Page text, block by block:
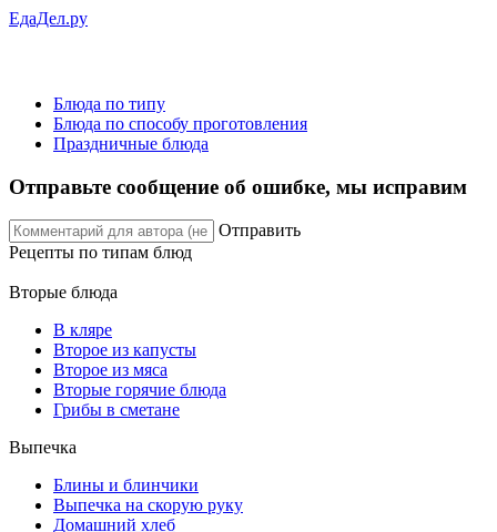
ЕдаДел.ру
Блюда по типу
Блюда по способу проготовления
Праздничные блюда
Отправьте сообщение об ошибке, мы исправим
Отправить
Рецепты по типам блюд
Вторые блюда
В кляре
Второе из капусты
Второе из мяса
Вторые горячие блюда
Грибы в сметане
Выпечка
Блины и блинчики
Выпечка на скорую руку
Домашний хлеб